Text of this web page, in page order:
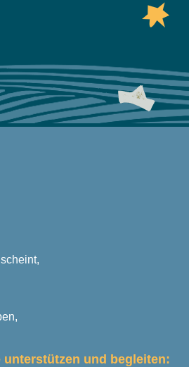
unterstützen und begleiten: